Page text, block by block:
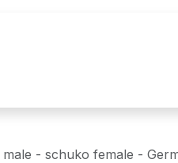
- schuko female -